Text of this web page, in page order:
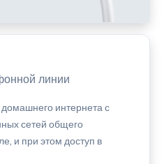
линии
интернета с
сетей общего
и при этом доступ в